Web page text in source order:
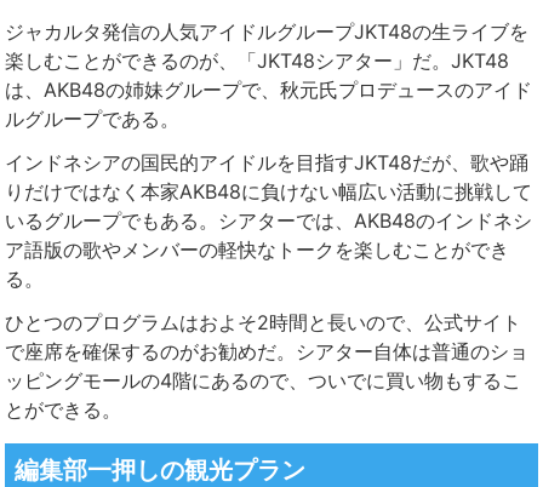
ジャカルタ発信の人気アイドルグループJKT48の生ライブを
楽しむことができるのが、「JKT48シアター」だ。JKT48
は、AKB48の姉妹グループで、秋元氏プロデュースのアイド
ルグループである。
インドネシアの国民的アイドルを目指すJKT48だが、歌や踊
りだけではなく本家AKB48に負けない幅広い活動に挑戦して
いるグループでもある。シアターでは、AKB48のインドネシ
ア語版の歌やメンバーの軽快なトークを楽しむことができ
る。
ひとつのプログラムはおよそ2時間と長いので、公式サイト
で座席を確保するのがお勧めだ。シアター自体は普通のショ
ッピングモールの4階にあるので、ついでに買い物もするこ
とができる。
編集部一押しの観光プラン